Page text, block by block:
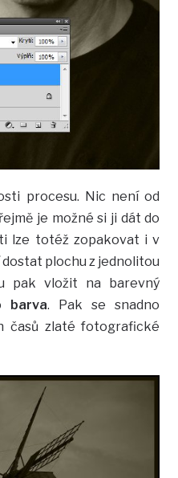
procesu. Nic není od
je možné si ji dát do
lze totéž zopakovat i v
dostat plochu z jednolitou
pak vložit na barevný
barva. Pak se snadno
časů zlaté fotografické